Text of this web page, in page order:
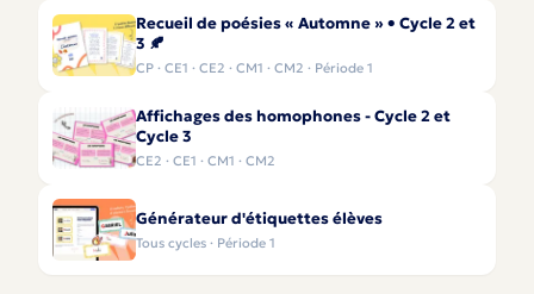
Recueil de poésies « Automne » • Cycle 2 et
3 🍂
CP · CE1 · CE2 · CM1 · CM2 · Période 1
Affichages des homophones - Cycle 2 et
Cycle 3
CE2 · CE1 · CM1 · CM2
Générateur d'étiquettes élèves
Tous cycles · Période 1